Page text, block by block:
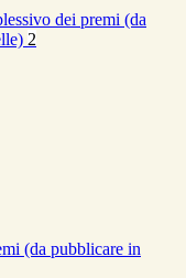
dei premi (da
2
(da pubblicare in